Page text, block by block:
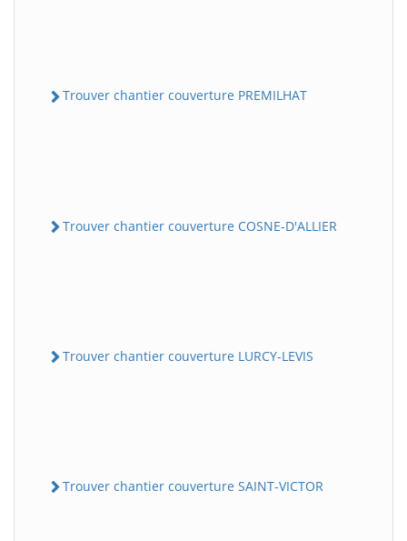
Trouver chantier couverture PREMILHAT
Trouver chantier couverture COSNE-D'ALLIER
Trouver chantier couverture LURCY-LEVIS
Trouver chantier couverture SAINT-VICTOR